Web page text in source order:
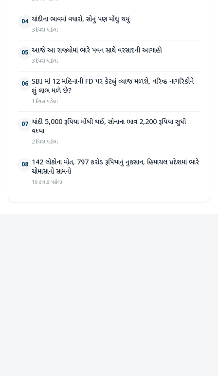
04 ચાંદીના ભાવમાં વધારો, સોનું પણ મોંઘુ થયું
3 દિવસ પહેલા
05 આજે આ રાજ્યોમાં ભારે પવન સાથે વરસાદની આગાહી
3 દિવસ પહેલા
06 SBI માં 12 મહિનાની FD પર કેટલું વ્યાજ મળશે, વરિષ્ઠ નાગરિકોને
શું લાભ મળે છે?
1 દિવસ પહેલા
07 ચાંદી 5,000 રૂપિયા મોંઘી થઈ, સોનાના ભાવ 2,200 રૂપિયા સુધી
વધ્યા
2 દિવસ પહેલા
08 142 લોકોના મોત, 797 કરોડ રૂપિયાનું નુકસાન, હિમાચલ પ્રદેશમાં ભારે
ચોમાસાનો સામનો
16 કલાક પહેલા